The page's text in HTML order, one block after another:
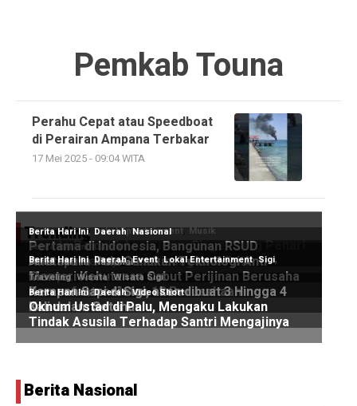
Pemkab Touna
Perahu Cepat atau Speedboat
di Perairan Ampana Terbakar
17 Mei 2025 - 09:04 WITA
Trending
Berita Nasional